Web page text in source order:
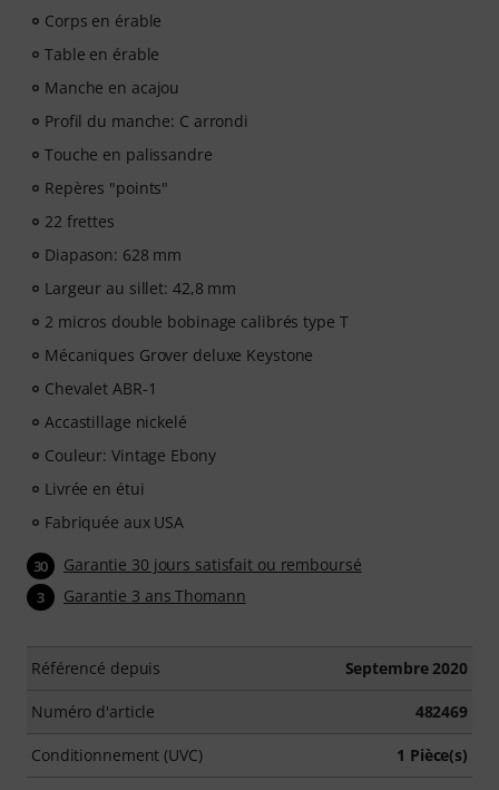
Corps en érable
Table en érable
Manche en acajou
Profil du manche: C arrondi
Touche en palissandre
Repères "points"
22 frettes
Diapason: 628 mm
Largeur au sillet: 42,8 mm
2 micros double bobinage calibrés type T
Mécaniques Grover deluxe Keystone
Chevalet ABR-1
Accastillage nickelé
Couleur: Vintage Ebony
Livrée en étui
Fabriquée aux USA
30 Garantie 30 jours satisfait ou remboursé
3 Garantie 3 ans Thomann
Référencé depuis Septembre 2020
Numéro d'article 482469
Conditionnement (UVC) 1 Pièce(s)